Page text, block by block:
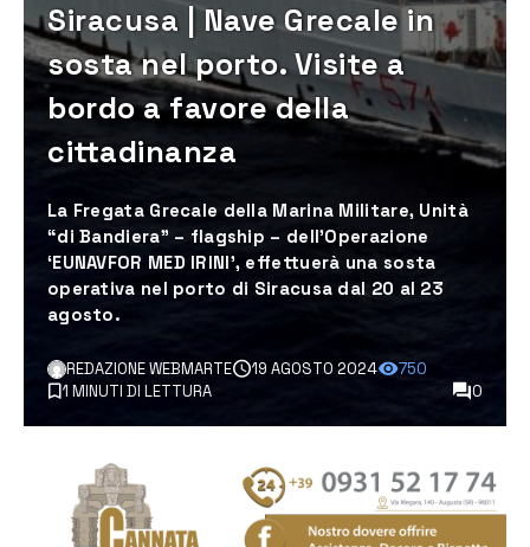
Siracusa | Nave Grecale in
sosta nel porto. Visite a
bordo a favore della
cittadinanza
La Fregata Grecale della Marina Militare, Unità
“di Bandiera” – flagship – dell’Operazione
‘EUNAVFOR MED IRINI’, effettuerà una sosta
operativa nel porto di Siracusa dal 20 al 23
agosto.
REDAZIONE WEBMARTE 19 AGOSTO 2024
750
1 MINUTI DI LETTURA
0